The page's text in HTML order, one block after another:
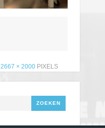
2667 × 2000PIXELS